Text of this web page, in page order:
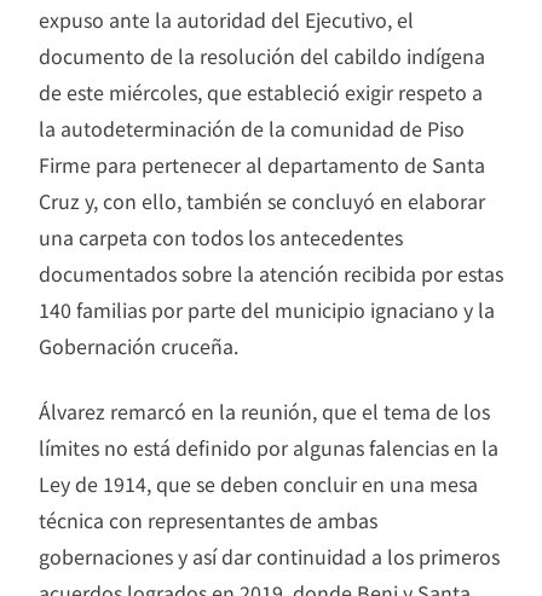
expuso ante la autoridad del Ejecutivo, el
documento de la resolución del cabildo indígena
de este miércoles, que estableció exigir respeto a
la autodeterminación de la comunidad de Piso
Firme para pertenecer al departamento de Santa
Cruz y, con ello, también se concluyó en elaborar
una carpeta con todos los antecedentes
documentados sobre la atención recibida por estas
140 familias por parte del municipio ignaciano y la
Gobernación cruceña.
Álvarez remarcó en la reunión, que el tema de los
límites no está definido por algunas falencias en la
Ley de 1914, que se deben concluir en una mesa
técnica con representantes de ambas
gobernaciones y así dar continuidad a los primeros